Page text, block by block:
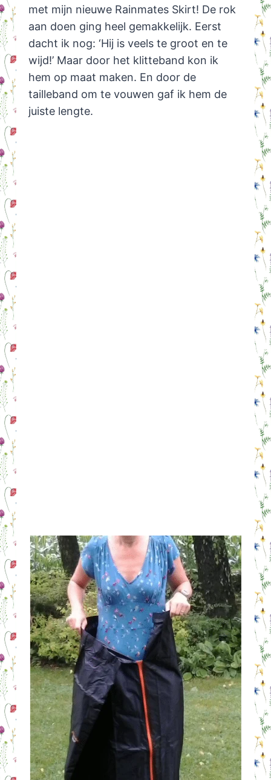
met mijn nieuwe Rainmates Skirt! De rok
aan doen ging heel gemakkelijk. Eerst
dacht ik nog: ‘Hij is veels te groot en te
wijd!’ Maar door het klitteband kon ik
hem op maat maken. En door de
tailleband om te vouwen gaf ik hem de
juiste lengte.